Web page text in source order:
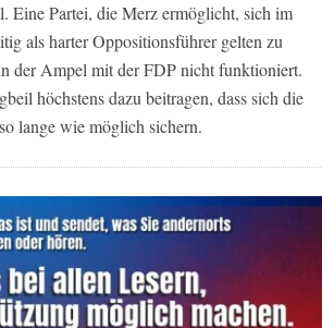
Eine Partei, die Merz ermöglicht, sich im
als harter Oppositionsführer gelten zu
der Ampel mit der FDP nicht funktioniert.
höchstens dazu beitragen, dass sich die
lange wie möglich sichern.